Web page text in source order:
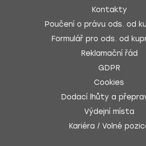
Kontakty
Poučení o právu ods. od
Formulář pro ods. od
Reklamační řád
GDPR
Cookies
Dodací lhůty a
Výdejní místa
Kariéra / Volné